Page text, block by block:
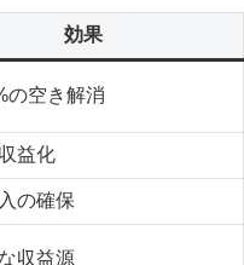
効果
の空き解消
益化
の確保
収益源